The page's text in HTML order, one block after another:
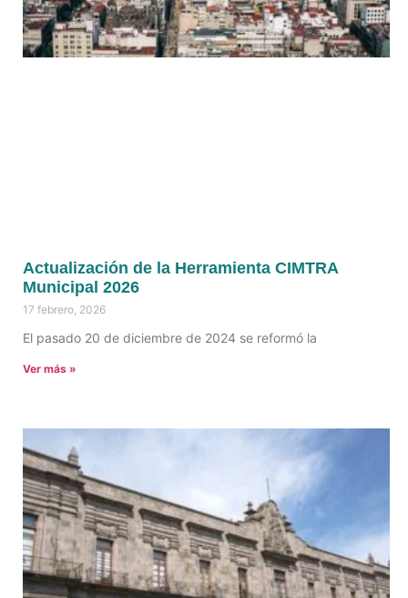
Actualización de la Herramienta CIMTRA
Municipal 2026
17 febrero, 2026
El pasado 20 de diciembre de 2024 se reformó la
Ver más »